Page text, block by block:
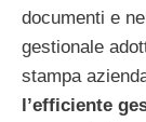
documenti e
gestionale
stampa
l’efficiente